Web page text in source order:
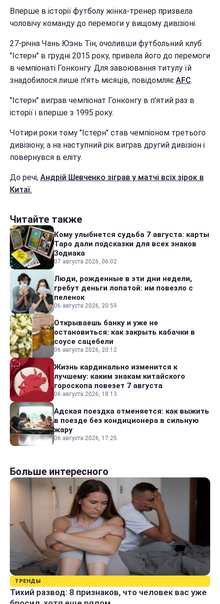
Вперше в історії футболу жінка-тренер призвела
чоловічу команду до перемоги у вищому дивізіоні.
27-річна Чань Юэнь Тін, очоливши футбольний клуб
"Істерн" в грудні 2015 року, привела його до перемоги
в чемпіонаті Гонконгу. Для завоювання титулу їй
знадобилося лише п'ять місяців, повідомляє AFC.
"Істерн" виграв чемпіонат Гонконгу в п'ятий раз в
історії і вперше з 1995 року.
Чотири роки тому "Істерн" став чемпіоном третього
дивізіону, а на наступний рік виграв другий дивізіон і
повернувся в еліту.
До речі, Андрій Шевченко зіграв у матчі всіх зірок в
Китаї.
Читайте также
Кому улыбнется судьба 7 августа: карты
Таро дали подсказки для всех знаков
Зодиака
07 августа 2026, 06:02
Люди, рожденные в эти дни недели,
гребут деньги лопатой: им повезло с
пеленок
06 августа 2026, 20:59
Открываешь банку и уже не
остановиться: как закрыть кабачки в
соусе сацебели
06 августа 2026, 20:12
Жизнь кардинально изменится к
лучшему: каким знакам китайского
гороскопа повезет 7 августа
06 августа 2026, 18:13
Адская поездка отменяется: как выжить
в поезде без кондиционера в сильную
жару
06 августа 2026, 17:25
Больше интересного
ТРЕНДЫ
Тихий развод: 8 признаков, что человек вас уже